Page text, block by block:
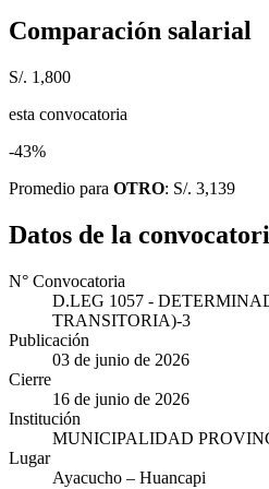
Comparación salarial
S/. 1,800
esta convocatoria
-43%
Promedio para OTRO: S/. 3,139
Datos de la
N° Convocatoria
D.LEG 1057 -
TRANSITORIA)-3
Publicación
03 de junio de 2026
Cierre
16 de junio de 2026
Institución
MUNICIPALIDAD
Lugar
Ayacucho – Huancapi